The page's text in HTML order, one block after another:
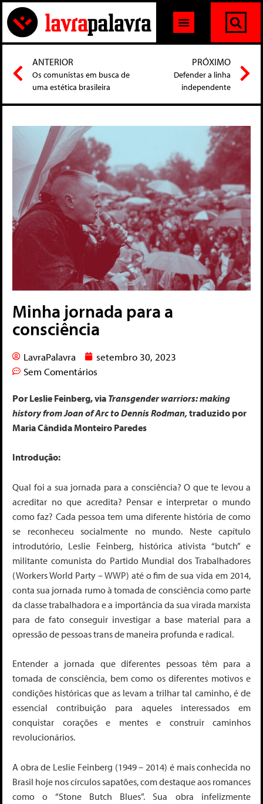
ANTERIOR
Os comunistas em busca de
uma estética brasileira
PRÓXIMO
Defender a linha
independente
Minha jornada para a
consciência
LavraPalavra
setembro 30, 2023
Sem Comentários
PorLeslie Feinberg, via Transgender warriors: making
history from Joan of Arc to Dennis Rodman, traduzido por
Maria Cândida Monteiro Paredes
Introdução:
Qual foi a sua jornada para a consciência? O que te levou a
acreditar no que acredita? Pensar e interpretar o mundo
como faz? Cada pessoa tem uma diferente história de como
se reconheceu socialmente no mundo. Neste capítulo
introdutório, Leslie Feinberg, histórica ativista “butch” e
militante comunista do Partido Mundial dos Trabalhadores
(Workers World Party – WWP) até o fim de sua vida em 2014,
conta sua jornada rumo à tomada de consciência como parte
da classe trabalhadora e a importância da sua virada marxista
para de fato conseguir investigar a base material para a
opressão de pessoas trans de maneira profunda e radical.
Entender a jornada que diferentes pessoas têm para a
tomada de consciência, bem como os diferentes motivos e
condições históricas que as levam a trilhar tal caminho, é de
essencial contribuição para aqueles interessados em
conquistar corações e mentes e construir caminhos
revolucionários.
A obra de Leslie Feinberg (1949 – 2014) é mais conhecida no
Brasil hoje nos círculos sapatões, com destaque aos romances
como o “Stone Butch Blues”. Sua obra infelizmente